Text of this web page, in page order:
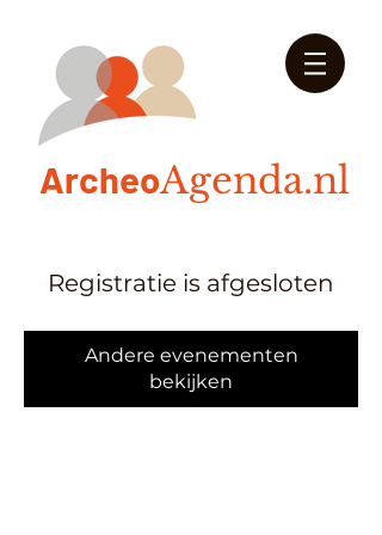
ArcheoAgenda.nl
Registratie is afgesloten
Andere evenementen
bekijken